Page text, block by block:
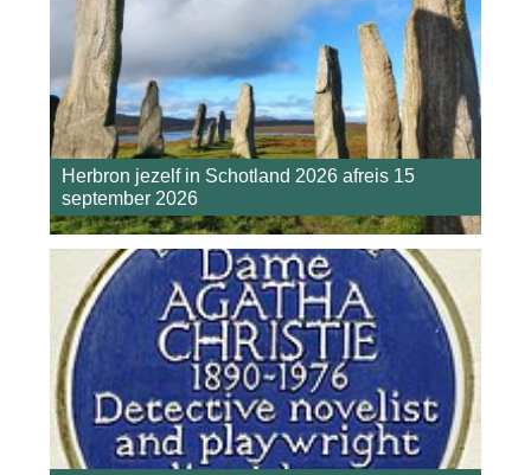
Herbron jezelf in Schotland 2026 afreis 15
september 2026